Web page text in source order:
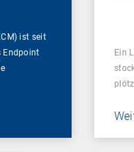
ist seit
Endpoint
Ein